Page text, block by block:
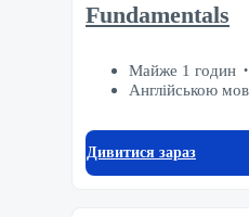
Fundamentals
Майже 1 годин
Англійською
Дивитися зараз